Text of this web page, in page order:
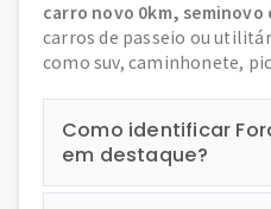
carro novo 0km, seminovo
carros de passeio ou
como suv, caminhonete,
Como identificar
em destaque?